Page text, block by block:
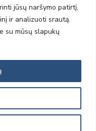
jūsų naršymo patirtį,
ir analizuoti srautą.
su mūsų slapukų
sustiprinimas ir įvaizdžio
tyrimų veiklą“
NVO-1EEE/NOR-02-
Visos teisės saugomos
for Business